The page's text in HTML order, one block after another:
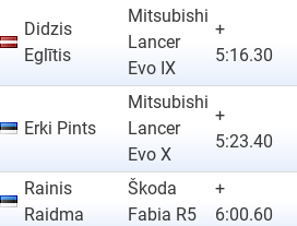
Didzis
Eglītis
Mitsubishi
Lancer
Evo IX
+
5:16.30
Erki Pints
Mitsubishi
Lancer
Evo X
+
5:23.40
Rainis
Raidma
Škoda
Fabia R5
+
6:00.60